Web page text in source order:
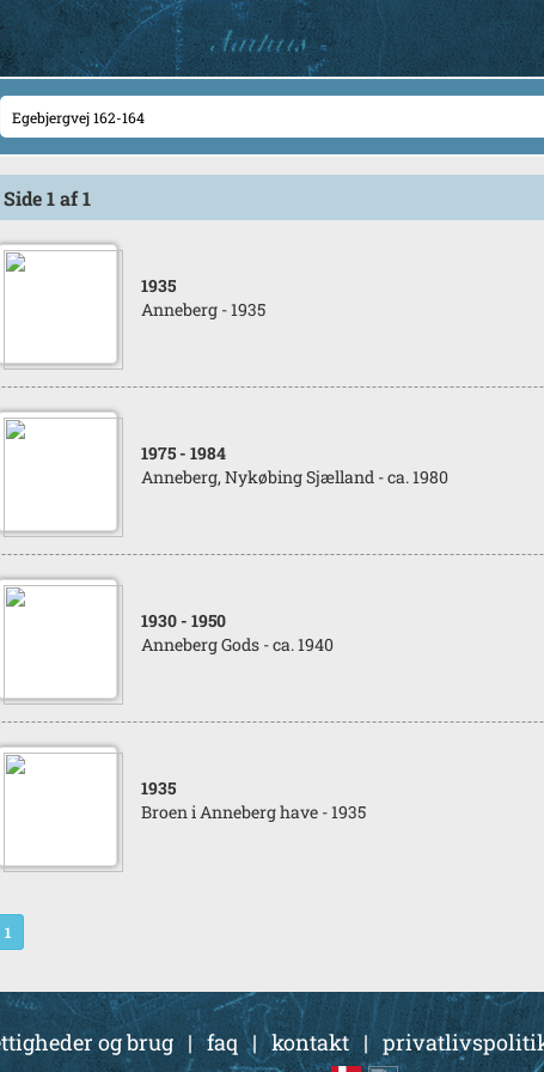
Side 1 af 1
1935
Anneberg - 1935
1975 - 1984
Anneberg, Nykøbing Sjælland - ca. 1980
1930 - 1950
Anneberg Gods - ca. 1940
1935
Broen i Anneberg have - 1935
1
og brug|faq |kontakt|